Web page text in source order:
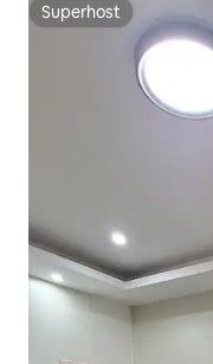
Superhost
Superhost